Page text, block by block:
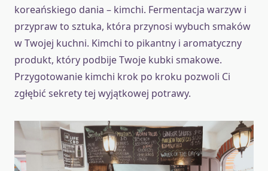
koreańskiego dania – kimchi. Fermentacja warzyw i
przypraw to sztuka, która przynosi wybuch smaków
w Twojej kuchni. Kimchi to pikantny i aromatyczny
produkt, który podbije Twoje kubki smakowe.
Przygotowanie kimchi krok po kroku pozwoli Ci
zgłębić sekrety tej wyjątkowej potrawy.